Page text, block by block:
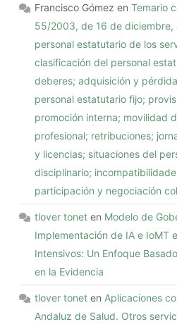
Francisco Gómez enTemario
55/2003, de 16 de diciembre,
personal estatutario de los
clasificación del personal
deberes; adquisición y
personal estatutario fijo;
promoción interna; movilidad
profesional; retribuciones;
y licencias; situaciones del
disciplinario;
participación y negociación
tlover tonet en Modelo de
Implementación de IA e IoMT
Intensivos: Un Enfoque
en la Evidencia
tlover tonet en Aplicaciones
Andaluz de Salud. Otros